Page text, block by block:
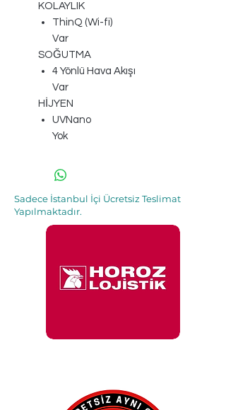
KOLAYLIK
ThinQ (Wi-fi)
Var
SOĞUTMA
4 Yönlü Hava Akışı
Var
HİJYEN
UVNano
Yok
Sadece İstanbul İçi Ücretsiz Teslimat
Yapılmaktadır.